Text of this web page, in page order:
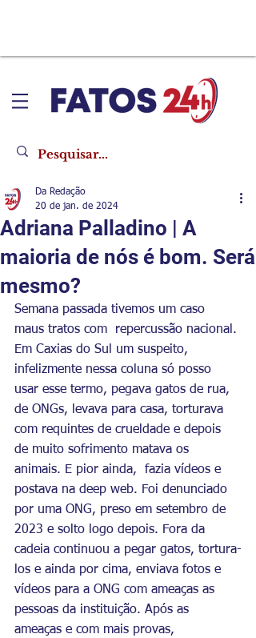
Adriana Palladino | A
maioria de nós é bom. Será
mesmo?
Da Redação
20 de jan. de 2024
Semana passada tivemos um caso
maus tratos com  repercussão nacional.
Em Caxias do Sul um suspeito,
infelizmente nessa coluna só posso
usar esse termo, pegava gatos de rua,
de ONGs, levava para casa, torturava
com requintes de crueldade e depois
de muito sofrimento matava os
animais. E pior ainda,  fazia vídeos e
postava na deep web. Foi denunciado
por uma ONG, preso em setembro de
2023 e solto logo depois. Fora da
cadeia continuou a pegar gatos, tortura-
los e ainda por cima, enviava fotos e
vídeos para a ONG com ameaças as
pessoas da instituição. Após as
ameaças e com mais provas,